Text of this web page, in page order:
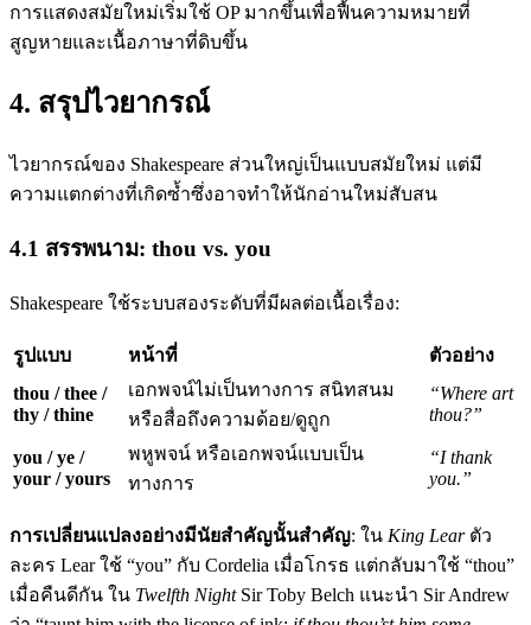
การแสดงสมัยใหม่เริ่มใช้ OP มากขึ้นเพื่อฟื้นความหมายที่
สูญหายและเนื้อภาษาที่ดิบขึ้น
4. สรุปไวยากรณ์
ไวยากรณ์ของ Shakespeare ส่วนใหญ่เป็นแบบสมัยใหม่ แต่มี
ความแตกต่างที่เกิดซ้ำซึ่งอาจทำให้นักอ่านใหม่สับสน
4.1 สรรพนาม: thou vs. you
Shakespeare ใช้ระบบสองระดับที่มีผลต่อเนื้อเรื่อง:
รูปแบบ หน้าที่
ตัวอย่าง
thou / thee /
thy / thine
เอกพจน์ไม่เป็นทางการ สนิทสนม
หรือสื่อถึงความด้อย/ดูถูก
“Where art
thou?”
you / ye /
your / yours
พหูพจน์ หรือเอกพจน์แบบเป็น
ทางการ
“I thank
you.”
การเปลี่ยนแปลงอย่างมีนัยสำคัญนั้นสำคัญ: ใน King Learตัว
ละคร Lear ใช้ “you” กับ Cordelia เมื่อโกรธ แต่กลับมาใช้ “thou”
เมื่อคืนดีกัน ใน Twelfth NightSir Toby Belch แนะนำ Sir Andrew